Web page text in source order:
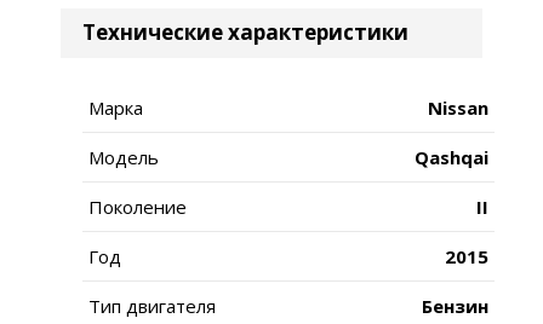
Технические характеристики
Марка Nissan
Модель Qashqai
Поколение II
Год 2015
Тип двигателя Бензин